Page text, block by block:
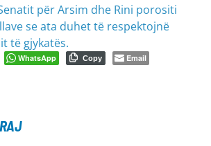
për Arsim dhe Rini porositi
se ata duhet të respektojnë
të gjykatës.
WhatsApp Copy Email